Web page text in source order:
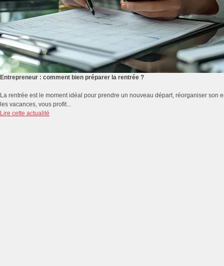
Entrepreneur : comment bien préparer la rentrée ?
La rentrée est le moment idéal pour prendre un nouveau départ, réorganiser son
les vacances, vous profit...
Lire cette actualité